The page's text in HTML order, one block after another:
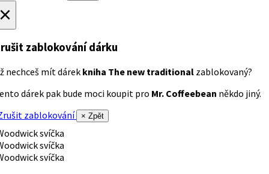
zablokování dárku
nechceš mít dárek kniha The new traditional zablokovaný?
dárek pak bude moci koupit pro Mr. Coffeebean někdo jiný.
zablokování
× Zpět